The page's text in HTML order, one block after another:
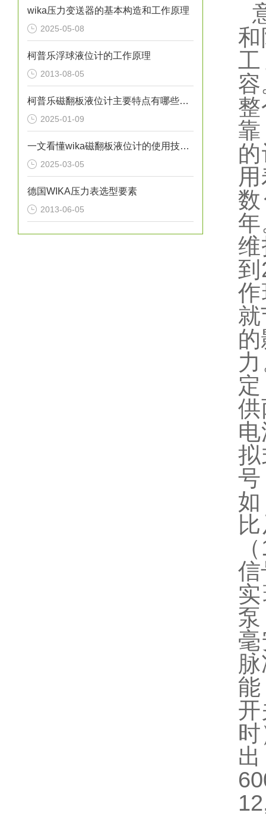
wika压力变送器的基本构造和工作原理
2025-05-08
柯普乐浮球液位计的工作原理
2013-08-05
柯普乐磁翻板液位计主要特点有哪些呢？
2025-01-09
一文看懂wika磁翻板液位计的使用技巧有哪些
2025-03-05
德国WIKA压力表选型要素
2013-06-05